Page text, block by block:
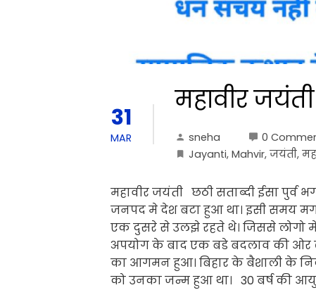
31
MAR
महावीर जयंती
sneha 0
Jayanti, Mahvir, जयंती,
महावीर जयंती छठी सताब्दी ईसा पुर्व
जनपद मे देश बटा हुआ था। इसी समय
एक दुसरे से उलझे रहते थे। जिससे लोगो
अपयोग के बाद एक बडे बदलाव की ओर
का आगमन हुआ। बिहार के बैशाली के
को उनका जन्म हुआ था। 30 बर्ष की